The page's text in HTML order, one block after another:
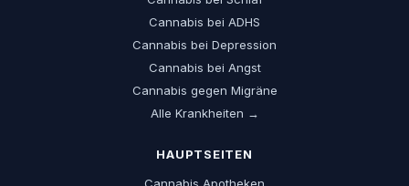
Cannabis bei ADHS
Cannabis bei Depression
Cannabis bei Angst
Cannabis gegen Migräne
Alle Krankheiten →
HAUPTSEITEN